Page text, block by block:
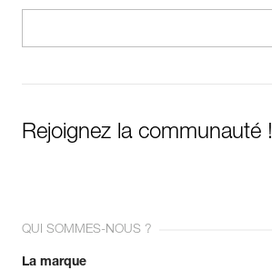
Rejoignez la communauté !
QUI SOMMES-NOUS ?
La marque